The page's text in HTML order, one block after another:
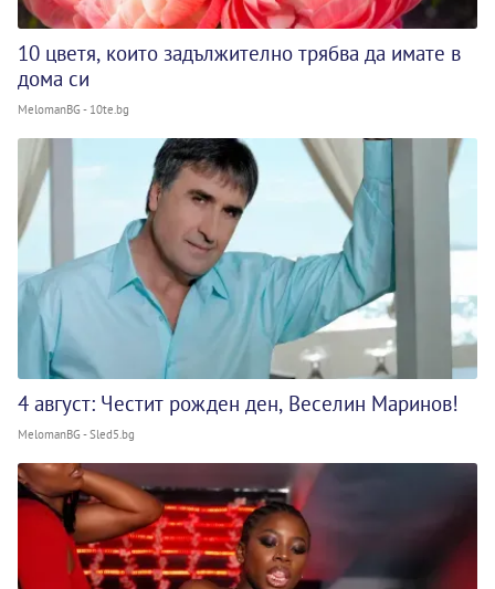
10 цветя, които задължително трябва да имате в
дома си
MelomanBG - 10te.bg
4 август: Честит рожден ден, Веселин Маринов!
MelomanBG - Sled5.bg